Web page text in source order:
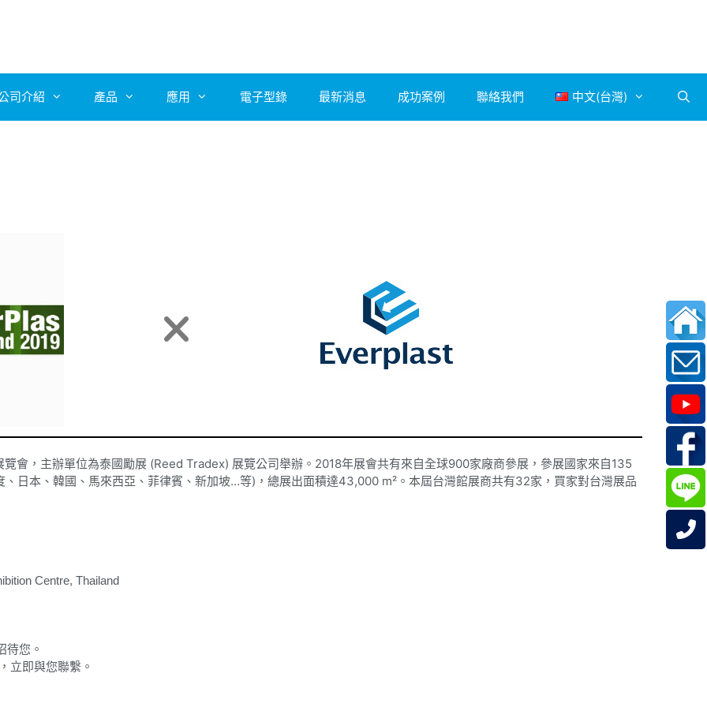
司介紹 產品 應用 電子型錄 最新消息 成功案例 聯絡我們 中文(台灣)
會，主辦單位為泰國勵展 (Reed Tradex) 展覽公司舉辦。2018年展會共有來自全球900家廠商參展，參展國家來自135
日本、韓國、馬來西亞、菲律賓、新加坡…等)，總展出面積達43,000 m²。本屆台灣館展商共有32家，買家對台灣展品
Centre, Thailand
待您。
立即與您聯繫。